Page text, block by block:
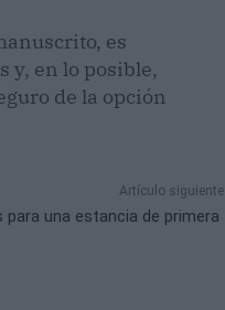
es
y, en lo posible,
de la opción
Artículo siguiente
para una estancia de primera